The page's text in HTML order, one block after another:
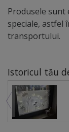
Produsele sunt
speciale, astfel
transportului.
Istoricul tău